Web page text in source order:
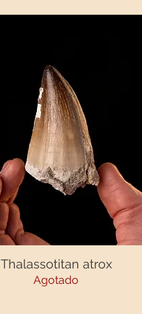
Vista rápida
Thalassotitan atrox
Agotado